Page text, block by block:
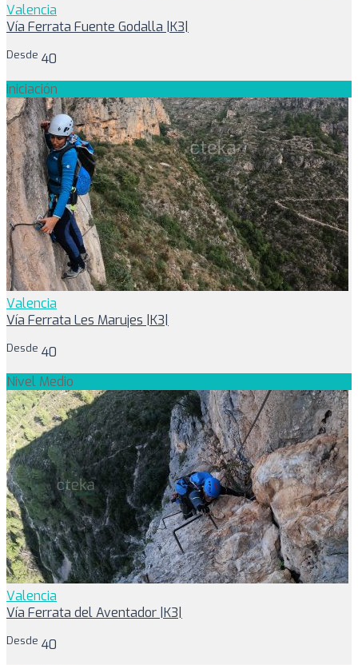
Valencia
Vía Ferrata Fuente Godalla |K3|
Desde 40
Iniciación
Valencia
Vía Ferrata Les Marujes |K3|
Desde 40
Nivel Medio
Valencia
Vía Ferrata del Aventador |K3|
Desde 40